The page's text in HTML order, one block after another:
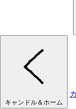
キャンドル＆ホーム